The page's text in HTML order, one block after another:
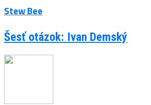
Stew Bee
Šesť otázok: Ivan Demský